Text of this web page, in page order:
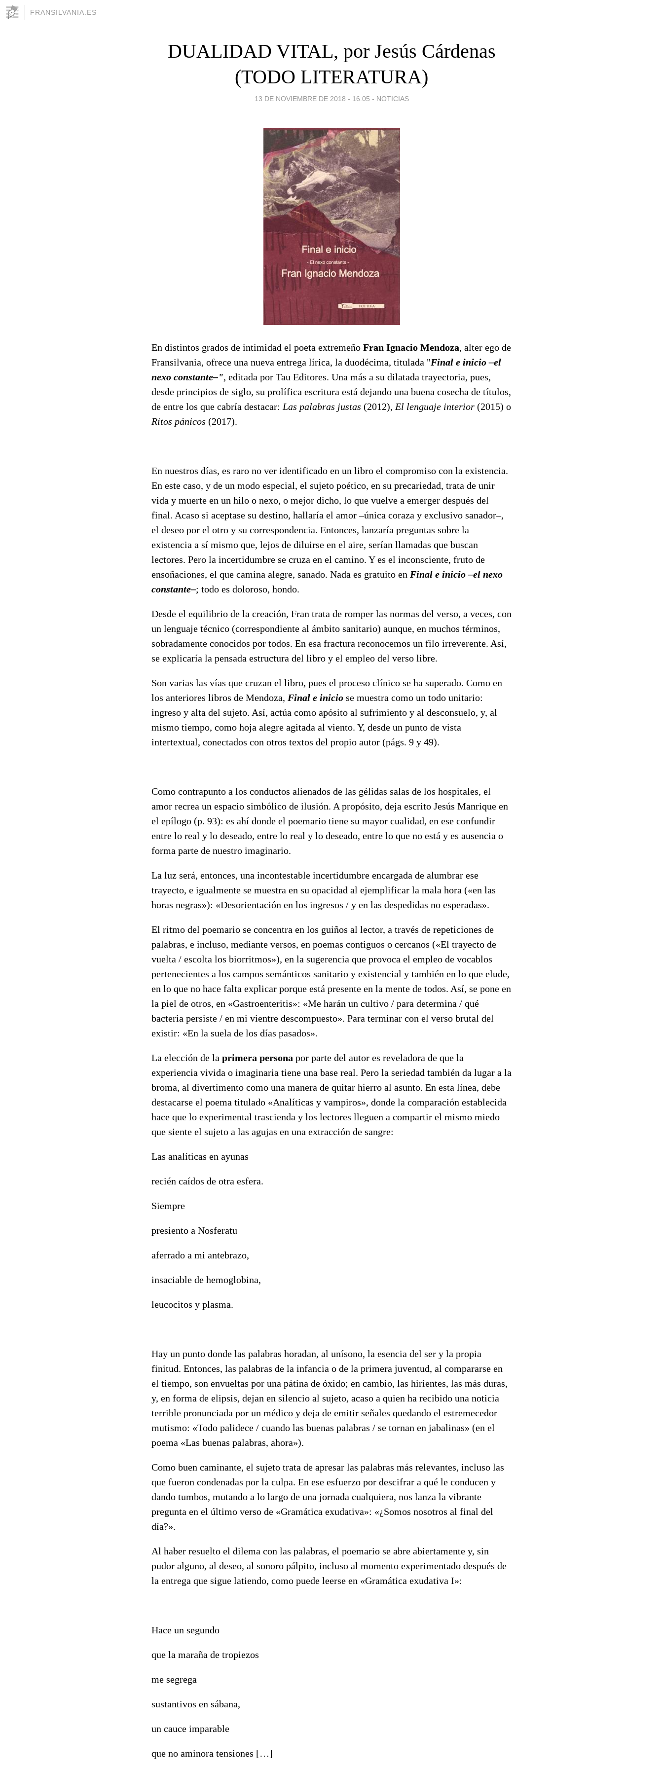
FRANSILVANIA.ES
DUALIDAD VITAL, por Jesús Cárdenas
(TODO LITERATURA)
13 DE NOVIEMBRE DE 2018 - 16:05 - NOTICIAS
En distintos grados de intimidad el poeta extremeño Fran Ignacio Mendoza, alter ego de
Fransilvania, ofrece una nueva entrega lírica, la duodécima, titulada "Final e inicio –el
nexo constante–", editada por Tau Editores. Una más a su dilatada trayectoria, pues,
desde principios de siglo, su prolífica escritura está dejando una buena cosecha de títulos,
de entre los que cabría destacar: Las palabras justas (2012), El lenguaje interior (2015) o
Ritos pánicos (2017).
En nuestros días, es raro no ver identificado en un libro el compromiso con la existencia.
En este caso, y de un modo especial, el sujeto poético, en su precariedad, trata de unir
vida y muerte en un hilo o nexo, o mejor dicho, lo que vuelve a emerger después del
final. Acaso si aceptase su destino, hallaría el amor –única coraza y exclusivo sanador–,
el deseo por el otro y su correspondencia. Entonces, lanzaría preguntas sobre la
existencia a sí mismo que, lejos de diluirse en el aire, serían llamadas que buscan
lectores. Pero la incertidumbre se cruza en el camino. Y es el inconsciente, fruto de
ensoñaciones, el que camina alegre, sanado. Nada es gratuito en Final e inicio –el nexo
constante–; todo es doloroso, hondo.
Desde el equilibrio de la creación, Fran trata de romper las normas del verso, a veces, con
un lenguaje técnico (correspondiente al ámbito sanitario) aunque, en muchos términos,
sobradamente conocidos por todos. En esa fractura reconocemos un filo irreverente. Así,
se explicaría la pensada estructura del libro y el empleo del verso libre.
Son varias las vías que cruzan el libro, pues el proceso clínico se ha superado. Como en
los anteriores libros de Mendoza, Final e inicio se muestra como un todo unitario:
ingreso y alta del sujeto. Así, actúa como apósito al sufrimiento y al desconsuelo, y, al
mismo tiempo, como hoja alegre agitada al viento. Y, desde un punto de vista
intertextual, conectados con otros textos del propio autor (págs. 9 y 49).
Como contrapunto a los conductos alienados de las gélidas salas de los hospitales, el
amor recrea un espacio simbólico de ilusión. A propósito, deja escrito Jesús Manrique en
el epílogo (p. 93): es ahí donde el poemario tiene su mayor cualidad, en ese confundir
entre lo real y lo deseado, entre lo real y lo deseado, entre lo que no está y es ausencia o
forma parte de nuestro imaginario.
La luz será, entonces, una incontestable incertidumbre encargada de alumbrar ese
trayecto, e igualmente se muestra en su opacidad al ejemplificar la mala hora («en las
horas negras»): «Desorientación en los ingresos / y en las despedidas no esperadas».
El ritmo del poemario se concentra en los guiños al lector, a través de repeticiones de
palabras, e incluso, mediante versos, en poemas contiguos o cercanos («El trayecto de
vuelta / escolta los biorritmos»), en la sugerencia que provoca el empleo de vocablos
pertenecientes a los campos semánticos sanitario y existencial y también en lo que elude,
en lo que no hace falta explicar porque está presente en la mente de todos. Así, se pone en
la piel de otros, en «Gastroenteritis»: «Me harán un cultivo / para determina / qué
bacteria persiste / en mi vientre descompuesto». Para terminar con el verso brutal del
existir: «En la suela de los días pasados».
La elección de la primera persona por parte del autor es reveladora de que la
experiencia vivida o imaginaria tiene una base real. Pero la seriedad también da lugar a la
broma, al divertimento como una manera de quitar hierro al asunto. En esta línea, debe
destacarse el poema titulado «Analíticas y vampiros», donde la comparación establecida
hace que lo experimental trascienda y los lectores lleguen a compartir el mismo miedo
que siente el sujeto a las agujas en una extracción de sangre:
Las analíticas en ayunas
recién caídos de otra esfera.
Siempre
presiento a Nosferatu
aferrado a mi antebrazo,
insaciable de hemoglobina,
leucocitos y plasma.
Hay un punto donde las palabras horadan, al unísono, la esencia del ser y la propia
finitud. Entonces, las palabras de la infancia o de la primera juventud, al compararse en
el tiempo, son envueltas por una pátina de óxido; en cambio, las hirientes, las más duras,
y, en forma de elipsis, dejan en silencio al sujeto, acaso a quien ha recibido una noticia
terrible pronunciada por un médico y deja de emitir señales quedando el estremecedor
mutismo: «Todo palidece / cuando las buenas palabras / se tornan en jabalinas» (en el
poema «Las buenas palabras, ahora»).
Como buen caminante, el sujeto trata de apresar las palabras más relevantes, incluso las
que fueron condenadas por la culpa. En ese esfuerzo por descifrar a qué le conducen y
dando tumbos, mutando a lo largo de una jornada cualquiera, nos lanza la vibrante
pregunta en el último verso de «Gramática exudativa»: «¿Somos nosotros al final del
día?».
Al haber resuelto el dilema con las palabras, el poemario se abre abiertamente y, sin
pudor alguno, al deseo, al sonoro pálpito, incluso al momento experimentado después de
la entrega que sigue latiendo, como puede leerse en «Gramática exudativa I»:
Hace un segundo
que la maraña de tropiezos
me segrega
sustantivos en sábana,
un cauce imparable
que no aminora tensiones […]